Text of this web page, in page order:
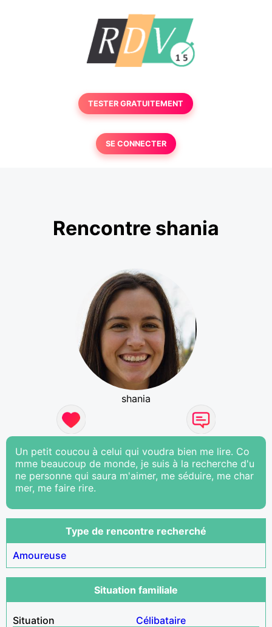
TESTER GRATUITEMENT
SE CONNECTER
Rencontre shania
shania
Un petit coucou à celui qui voudra bien me lire. Co
mme beaucoup de monde, je suis à la recherche d'u
ne personne qui saura m'aimer, me séduire, me char
mer, me faire rire.
Type de rencontre recherché
Amoureuse
Situation familiale
Situation
Célibataire